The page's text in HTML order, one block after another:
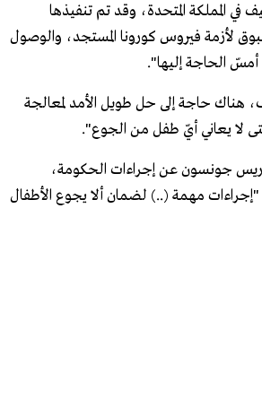
في المملكة المتحدة، وقد تم تنفيذها
لأزمة فيروس كورونا المستجد، والوصول
أمسّ الحاجة إليها".
هناك حاجة إلى حل طويل الأمد لمعالجة
لا يعاني أيّ طفل من الجوع".
جونسون عن إجراءات الحكومة،
مهمة (..) لضمان ألا يجوع الأطفال